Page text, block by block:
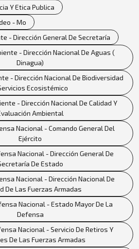
Y Etica Publica
- Mo
- Dirección General De Secretaría
- Dirección Nacional De Aguas (
Dinagua)
- Dirección Nacional De Biodiversidad
Ecosistémico
- Dirección Nacional De Calidad Y
Ambiental
Nacional - Comando General Del
Ejército
Nacional - Dirección General De
De Estado
Nacional - Dirección Nacional De
De Las Fuerzas Armadas
Nacional - Estado Mayor De La
Defensa
Nacional - Servicio De Retiros Y
De Las Fuerzas Armadas